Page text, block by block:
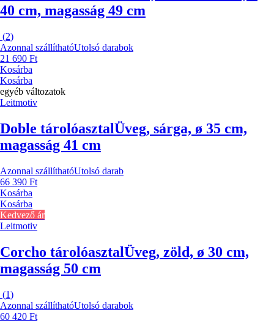
40 cm, magasság 49 cm
(2)
Azonnal szállíthatóUtolsó darabok
21 690 Ft
Kosárba
Kosárba
egyéb változatok
Leitmotiv
Doble tárolóasztalÜveg, sárga, ø 35 cm,
magasság 41 cm
Azonnal szállíthatóUtolsó darab
66 390 Ft
Kosárba
Kosárba
Kedvező ár
Leitmotiv
Corcho tárolóasztalÜveg, zöld, ø 30 cm,
magasság 50 cm
(1)
Azonnal szállíthatóUtolsó darabok
60 420 Ft